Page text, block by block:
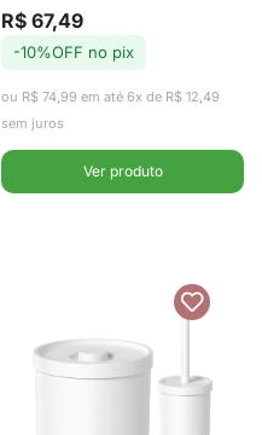
Piso/Parede
Aura Bege -
Ou
Preço
de
R$ 67,49
Preço
regular
-10%OFF no pix
ou R$ 74,99 em até 6x de R$ 12,49
sem juros
Ver produto